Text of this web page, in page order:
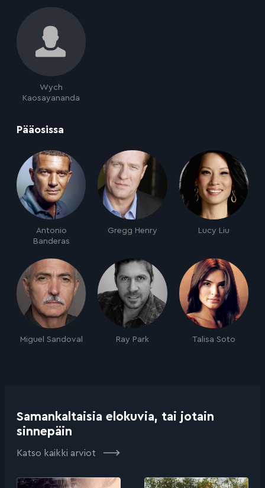
Wych
Kaosayananda
Pääosissa
Antonio
Banderas
Gregg Henry Lucy Liu
Miguel Sandoval Ray Park Talisa Soto
Samankaltaisia elokuvia, tai jotain
sinnepäin
Katso kaikki arviot